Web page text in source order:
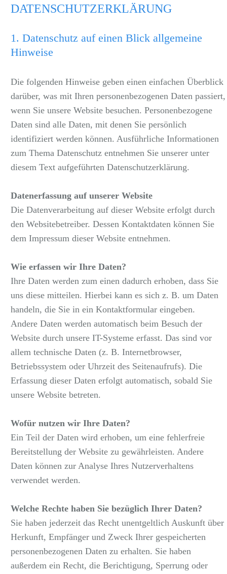
DATENSCHUTZERKLÄRUNG
1. Datenschutz auf einen Blick allgemeine
Hinweise
Die folgenden Hinweise geben einen einfachen Überblick
darüber, was mit Ihren personenbezogenen Daten passiert,
wenn Sie unsere Website besuchen. Personenbezogene
Daten sind alle Daten, mit denen Sie persönlich
identifiziert werden können. Ausführliche Informationen
zum Thema Datenschutz entnehmen Sie unserer unter
diesem Text aufgeführten Datenschutzerklärung.
Datenerfassung auf unserer Website
Die Datenverarbeitung auf dieser Website erfolgt durch
den Websitebetreiber. Dessen Kontaktdaten können Sie
dem Impressum dieser Website entnehmen.
Wie erfassen wir Ihre Daten?
Ihre Daten werden zum einen dadurch erhoben, dass Sie
uns diese mitteilen. Hierbei kann es sich z. B. um Daten
handeln, die Sie in ein Kontaktformular eingeben.
Andere Daten werden automatisch beim Besuch der
Website durch unsere IT-Systeme erfasst. Das sind vor
allem technische Daten (z. B. Internetbrowser,
Betriebssystem oder Uhrzeit des Seitenaufrufs). Die
Erfassung dieser Daten erfolgt automatisch, sobald Sie
unsere Website betreten.
Wofür nutzen wir Ihre Daten?
Ein Teil der Daten wird erhoben, um eine fehlerfreie
Bereitstellung der Website zu gewährleisten. Andere
Daten können zur Analyse Ihres Nutzerverhaltens
verwendet werden.
Welche Rechte haben Sie bezüglich Ihrer Daten?
Sie haben jederzeit das Recht unentgeltlich Auskunft über
Herkunft, Empfänger und Zweck Ihrer gespeicherten
personenbezogenen Daten zu erhalten. Sie haben
außerdem ein Recht, die Berichtigung, Sperrung oder